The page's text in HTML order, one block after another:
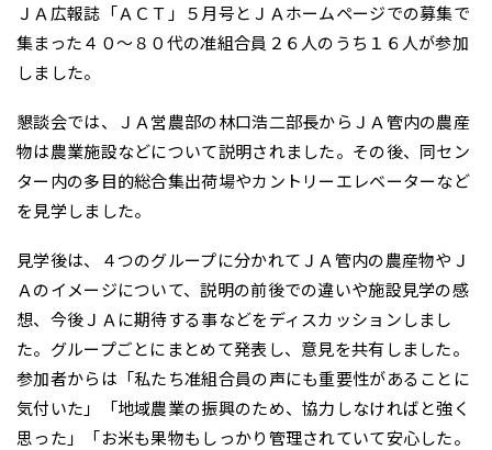
ＪＡ広報誌「ＡＣＴ」５月号とＪＡホームページでの募集で
集まった４０～８０代の准組合員２６人のうち１６人が参加
しました。
懇談会では、ＪＡ営農部の林口浩二部長からＪＡ管内の農産
物は農業施設などについて説明されました。その後、同セン
ター内の多目的総合集出荷場やカントリーエレベーターなど
を見学しました。
見学後は、４つのグループに分かれてＪＡ管内の農産物やＪ
Ａのイメージについて、説明の前後での違いや施設見学の感
想、今後ＪＡに期待する事などをディスカッションしまし
た。グループごとにまとめて発表し、意見を共有しました。
参加者からは「私たち准組合員の声にも重要性があることに
気付いた」「地域農業の振興のため、協力しなければと強く
思った」「お米も果物もしっかり管理されていて安心した。